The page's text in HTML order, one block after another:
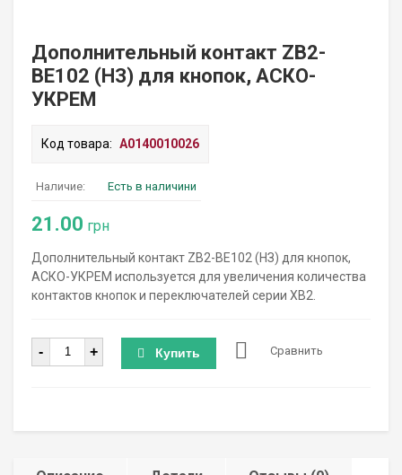
Дополнительный контакт ZB2-
BE102 (НЗ) для кнопок, АСКО-
УКРЕМ
Код товара: A0140010026
Наличие: Есть в наличини
21.00 грн
Дополнительный контакт ZB2-BE102 (НЗ) для кнопок,
АСКО-УКРЕМ используется для увеличения количества
контактов кнопок и переключателей серии XB2.
Количество
- + Купить Сравнить